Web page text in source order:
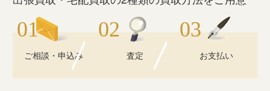
ご相談・申込み 査定 お支払い